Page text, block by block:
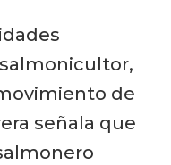
de
señala que